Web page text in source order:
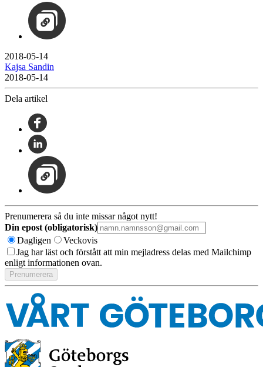
2018-05-14
Kajsa Sandin
2018-05-14
Dela artikel
Prenumerera så du inte missar något nytt!
Din epost (obligatorisk)
Dagligen
Veckovis
Jag har läst och förstått att min mejladress delas med Mailchimp
enligt informationen ovan.